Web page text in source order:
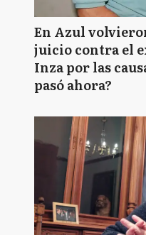
En Azul
juicio contra el
Inza por las
pasó ahora?